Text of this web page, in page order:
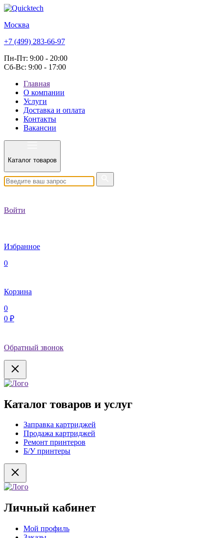
Москва
+7 (499) 283-66-97
Пн-Пт: 9:00 - 20:00
Сб-Вс: 9:00 - 17:00
Главная
О компании
Услуги
Доставка и оплата
Контакты
Вакансии
Каталог товаров
Войти
Избранное
0
Корзина
0
0 ₽
Обратный звонок
Каталог товаров и услуг
Заправка картриджей
Продажа картриджей
Ремонт принтеров
Б/У принтеры
Личный кабинет
Мой профиль